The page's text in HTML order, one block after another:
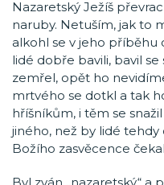
Nazaretský Ježíš
naruby. Netuším, jak to
alkohl se v jeho příběhu
lidé dobře bavili, bavil
zemřel, opět ho
mrtvého se dotkl a tak
hříšníkům, i těm se
jiného, než by lidé
Božího zasvěcence